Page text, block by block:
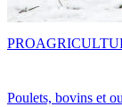
Poulets, bovins et
PRO